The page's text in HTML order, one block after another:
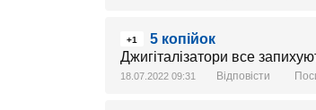
+1
5 копійок
Джигіталізатори все
18.07.2022 09:31 Відповісти